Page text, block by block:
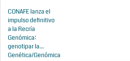
CONAFE lanza el
impulso definitivo
a la Recría
Genómica:
genotipar la...
Genética/Genómica